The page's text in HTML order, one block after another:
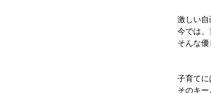
激しい自
今では、
そんな優
子育てに
そのキ